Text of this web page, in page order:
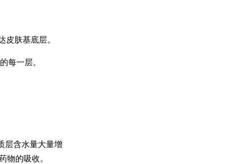
肤基底层。
每一层。
含水量大量增
物的吸收。